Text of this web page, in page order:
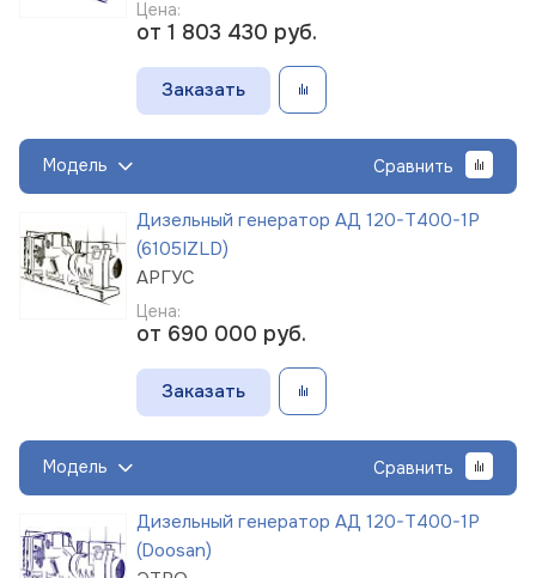
Цена:
от 1 803 430 руб.
Заказать
Модель Сравнить
Дизельный генератор АД 120-Т400-1Р
(6105IZLD)
АРГУС
Цена:
от 690 000 руб.
Заказать
Модель Сравнить
Дизельный генератор АД 120-Т400-1Р
(Doosan)